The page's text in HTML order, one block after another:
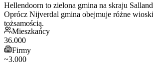
Hellendoorn to zielona gmina na skraju
Oprócz Nijverdal gmina obejmuje różne wioski
tożsamością.
Mieszkańcy
36.000
Firmy
~3.000